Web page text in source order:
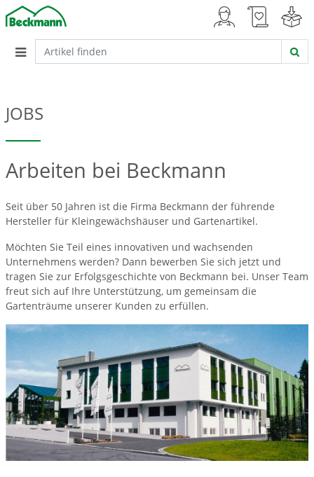
JOBS
Arbeiten bei Beckmann
Seit über 50 Jahren ist die Firma Beckmann der führende
Hersteller für Kleingewächshäuser und Gartenartikel.
Möchten Sie Teil eines innovativen und wachsenden
Unternehmens werden? Dann bewerben Sie sich jetzt und
tragen Sie zur Erfolgsgeschichte von Beckmann bei. Unser Team
freut sich auf Ihre Unterstützung, um gemeinsam die
Gartenträume unserer Kunden zu erfüllen.